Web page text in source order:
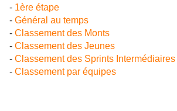
- 1ère étape
- Général au temps
- Classement des Monts
- Classement des Jeunes
- Classement des Sprints Intermédiaires
- Classement par équipes